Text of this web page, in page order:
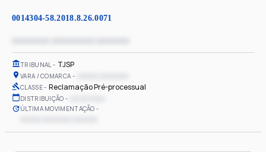
0014304-58.2018.8.26.0071
TRIBUNAL TJSP
VARA / COMARCA
CLASSE Reclamação Pré-processual
DISTRIBUIÇÃO
ÚLTIMA MOVIMENTAÇÃO